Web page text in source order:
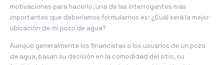
motivaciones para hacerlo, una de las interrogantes más
importantes que deberíamos formularnos es: ¿Cuál será la mejor
ubicación de mi pozo de agua?
Aunque generalmente los financistas o los usuarios de un pozo
de agua, basan su decisión en la comodidad del sitio, su